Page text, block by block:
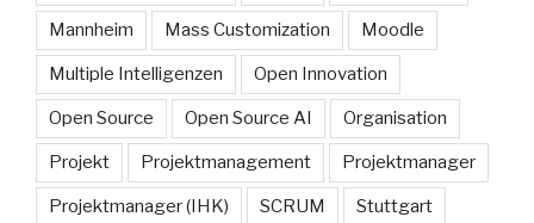
Mannheim Mass Customization Moodle
Multiple Intelligenzen Open Innovation
Open Source Open Source AI Organisation
Projekt Projektmanagement Projektmanager
Projektmanager (IHK) SCRUM Stuttgart